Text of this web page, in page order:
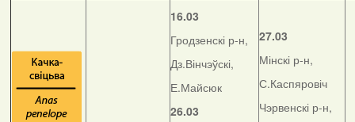
16.03
Гродзенскі р-н,
Дз.Вінчэўскі,
Е.Майсюк
26.03
27.03
Мінскі р-н,
С.Каспяровіч
Чэрвенскі р-н,